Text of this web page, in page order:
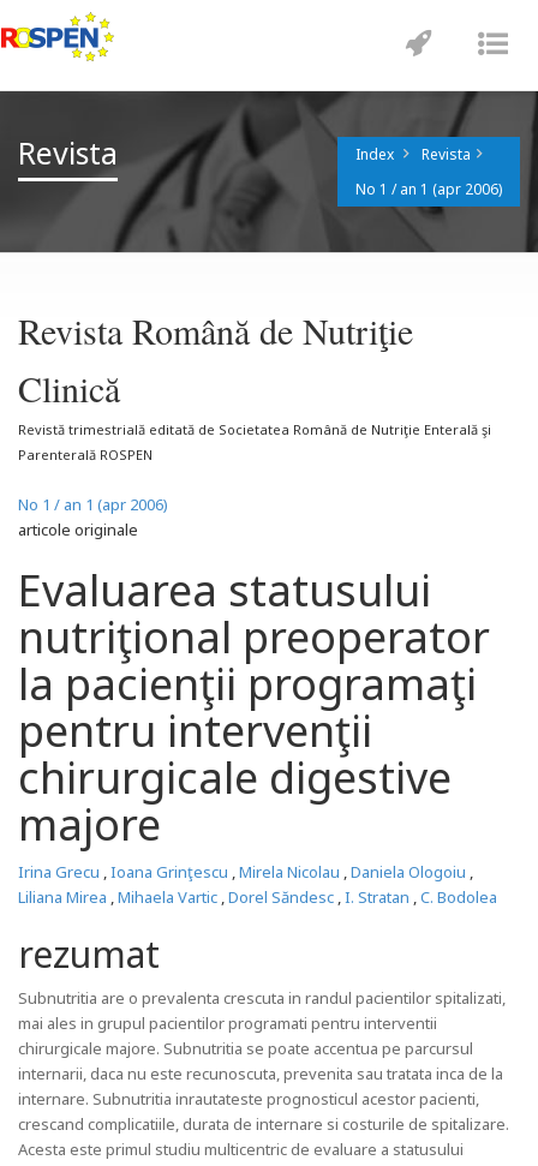
Revista Index
Revista
No 1 / an 1 (apr 2006)
Revista Română de Nutriţie
Clinică
Revistă trimestrială editată de Societatea Română de Nutriţie Enterală şi
Parenterală ROSPEN
No 1 / an 1 (apr 2006)
articole originale
Evaluarea statusului
nutriţional preoperator
la pacienţii programaţi
pentru intervenţii
chirurgicale digestive
majore
Irina Grecu ,Ioana Grinţescu ,Mirela Nicolau ,Daniela Ologoiu ,
Liliana Mirea ,Mihaela Vartic ,Dorel Săndesc ,I. Stratan ,C. Bodolea
rezumat
Subnutritia are o prevalenta crescuta in randul pacientilor spitalizati,
mai ales in grupul pacientilor programati pentru interventii
chirurgicale majore. Subnutritia se poate accentua pe parcursul
internarii, daca nu este recunoscuta, prevenita sau tratata inca de la
internare. Subnutritia inrautateste prognosticul acestor pacienti,
crescand complicatiile, durata de internare si costurile de spitalizare.
Acesta este primul studiu multicentric de evaluare a statusului